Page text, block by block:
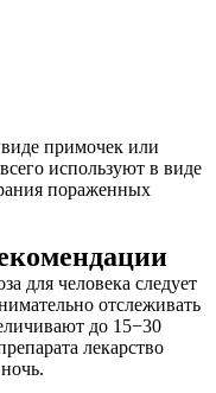
примочек или
используют в виде
пораженных
для человека следует
отслеживать
до 15−30
лекарство